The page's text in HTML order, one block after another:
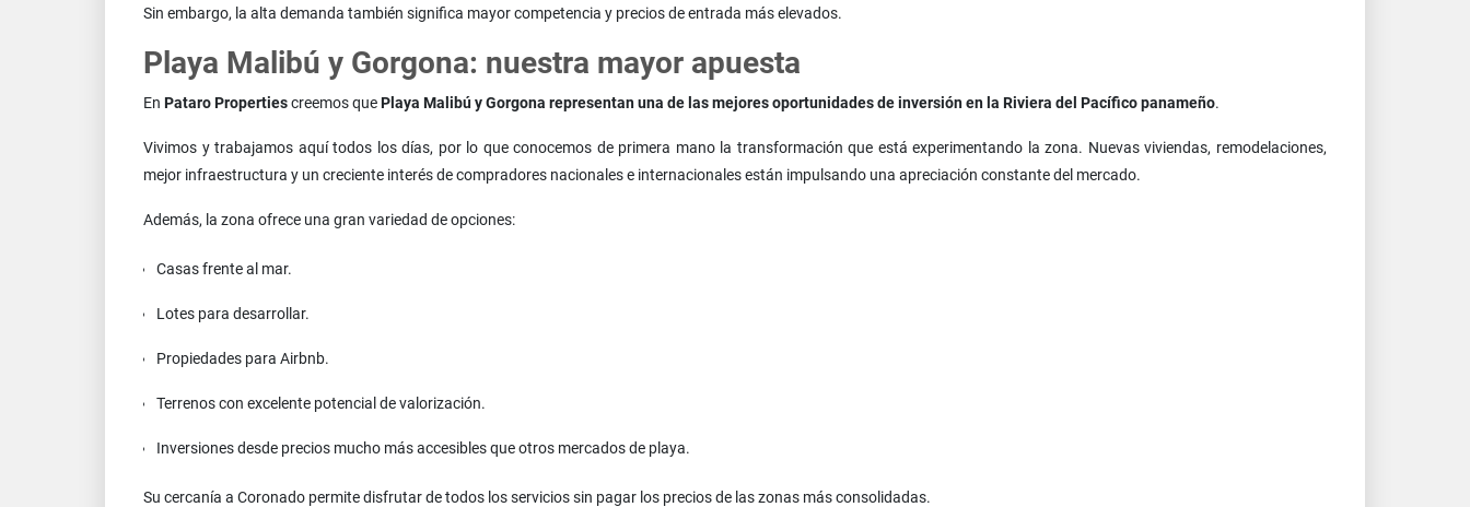
Sin embargo, la alta demanda también significa mayor competencia y precios de entrada más elevados.
Playa Malibú y Gorgona: nuestra mayor apuesta
En Pataro Propertiescreemos quePlaya Malibú y Gorgona representan una de las mejores oportunidades de inversión en la Riviera del Pacífico panameño.
Vivimos y trabajamos aquí todos los días, por lo que conocemos de primera mano la transformación que está experimentando la zona. Nuevas viviendas, remodelaciones,
mejor infraestructura y un creciente interés de compradores nacionales e internacionales están impulsando una apreciación constante del mercado.
Además, la zona ofrece una gran variedad de opciones:
Casas frente al mar.
Lotes para desarrollar.
Propiedades para Airbnb.
Terrenos con excelente potencial de valorización.
Inversiones desde precios mucho más accesibles que otros mercados de playa.
Su cercanía a Coronado permite disfrutar de todos los servicios sin pagar los precios de las zonas más consolidadas.